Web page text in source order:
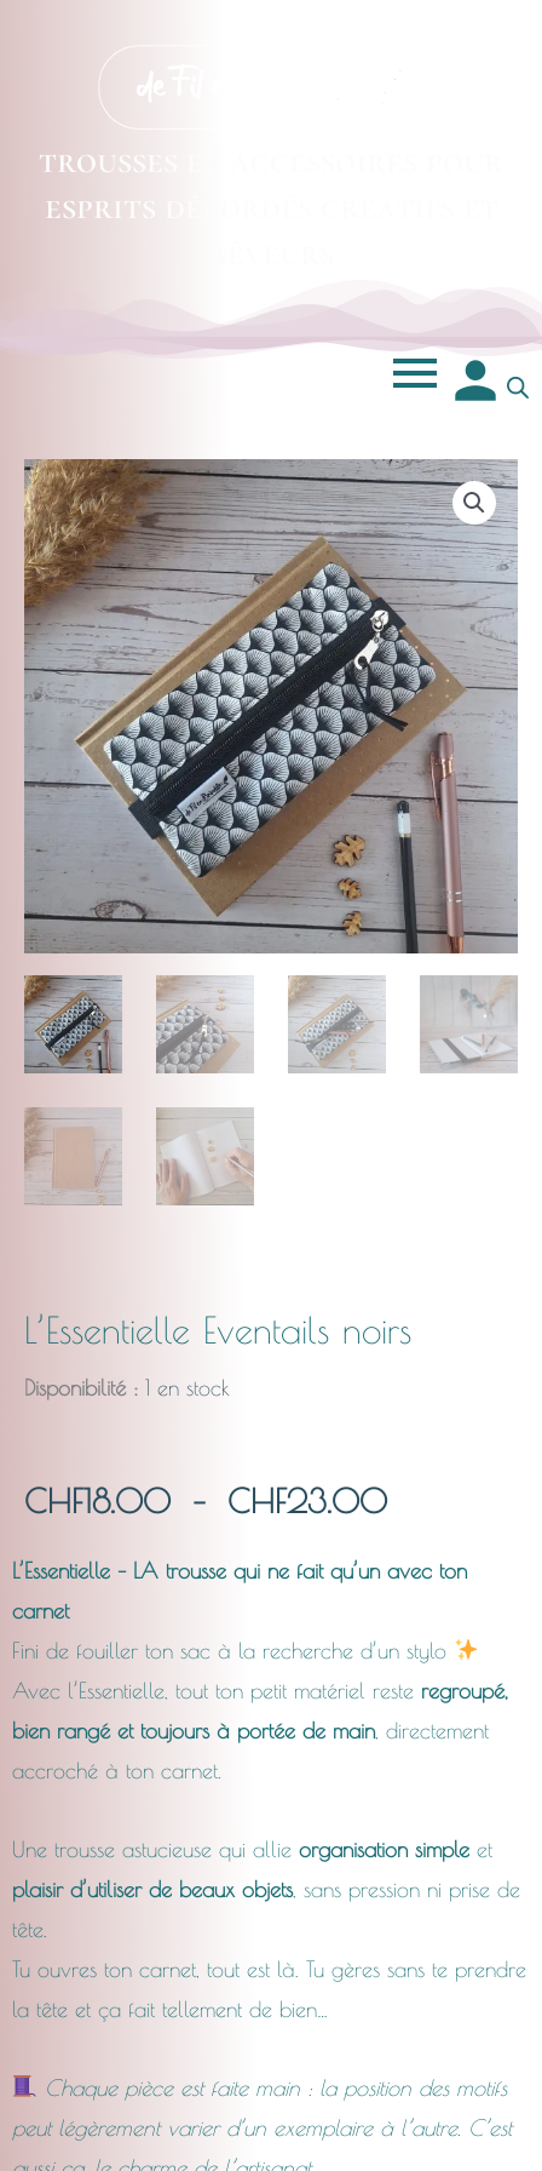
trousses et accessoires pour
esprits débordés créatifs et
L’Essentielle Eventails noirs
Disponibilité : 1 en stock
CHF18.00 – CHF23.00Plage
de
CHF18.00
à
L’Essentielle – LA trousse qui ne fait qu’un avec ton
carnet
Fini de fouiller ton sac à la recherche d’un stylo
Avec l’Essentielle, tout ton petit matériel reste regroupé,
bien rangé et toujours à portée de main, directement
accroché à ton carnet.
Une trousse astucieuse qui allie organisation simple et
plaisir d’utiliser de beaux objets, sans pression ni prise de
tête.
Tu ouvres ton carnet, tout est là. Tu gères sans te prendre
la tête et ça fait tellement de bien…
Chaque pièce est faite main : la position des motifs
peut légèrement varier d’un exemplaire à l’autre. C’est